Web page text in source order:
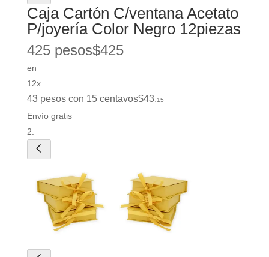
Caja Cartón C/ventana Acetato
P/joyería Color Negro 12piezas
425 pesos$425
en
12x
43 pesos con 15 centavos$43,15
Envío gratis